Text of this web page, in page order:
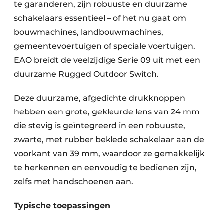
te garanderen, zijn robuuste en duurzame
schakelaars essentieel – of het nu gaat om
bouwmachines, landbouwmachines,
gemeentevoertuigen of speciale voertuigen.
EAO breidt de veelzijdige Serie 09 uit met een
duurzame Rugged Outdoor Switch.
Deze duurzame, afgedichte drukknoppen
hebben een grote, gekleurde lens van 24 mm
die stevig is geïntegreerd in een robuuste,
zwarte, met rubber beklede schakelaar aan de
voorkant van 39 mm, waardoor ze gemakkelijk
te herkennen en eenvoudig te bedienen zijn,
zelfs met handschoenen aan.
Typische toepassingen